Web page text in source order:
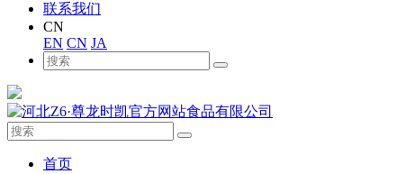
联系我们
CN
EN CN JA
首页